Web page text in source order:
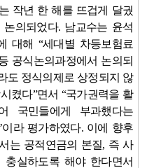
작년 한 해를 뜨겁게 달궜
논의되었다. 남교수는 윤석
대해 “세대별 차등보험료
공식논의과정에서 논의되
도 정식의제로 상정되지 않
켰다”면서 “국가권력을 활
국민들에게 부과했다는
이라 평가하였다. 이에 향후
는 공적연금의 본질, 즉 사
실하도록 해야 한다면서